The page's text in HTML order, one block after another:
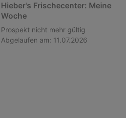
Hieber's Frischecenter: Meine
Woche
Prospekt nicht mehr gültig
Abgelaufen am: 11.07.2026